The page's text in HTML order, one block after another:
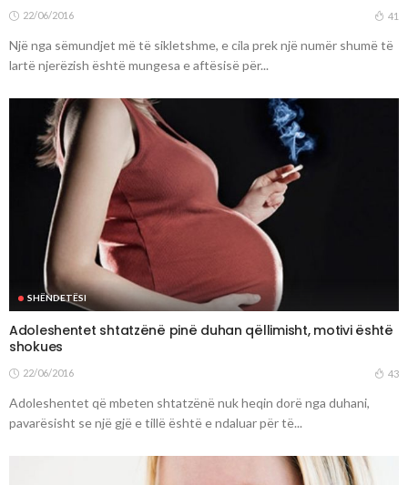
22/06/2016 41
Një nga sëmundjet më të sikletshme, e cila prek një numër shumë të
lartë njerëzish është mungesa e aftësisë për...
SHËNDETËSI
Adoleshentet shtatzënë pinë duhan qëllimisht, motivi është
shokues
22/06/2016 43
Adoleshentet që mbeten shtatzënë nuk heqin dorë nga duhani,
pavarësisht se një gjë e tillë është e ndaluar për të...